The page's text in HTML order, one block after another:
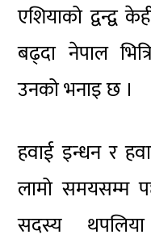
एशियाको द्वन्द्व
बढ्दा नेपाल
उनको भनाइ छ ।
हवाई इन्धन र
लामो समयसम्म
सदस्य